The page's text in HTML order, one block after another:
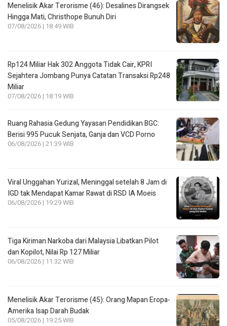
Menelisik Akar Terorisme (46): Desalines Dirangsek
Hingga Mati, Christhope Bunuh Diri
07/08/2026 | 18:49 WIB
Rp124 Miliar Hak 302 Anggota Tidak Cair, KPRI
Sejahtera Jombang Punya Catatan Transaksi Rp248
Miliar
07/08/2026 | 18:19 WIB
Ruang Rahasia Gedung Yayasan Pendidikan BGC:
Berisi 995 Pucuk Senjata, Ganja dan VCD Porno
06/08/2026 | 21:39 WIB
Viral Unggahan Yurizal, Meninggal setelah 8 Jam di
IGD tak Mendapat Kamar Rawat di RSD IA Moeis
06/08/2026 | 19:29 WIB
Tiga Kiriman Narkoba dari Malaysia Libatkan Pilot
dan Kopilot, Nilai Rp 127 Miliar
06/08/2026 | 11:32 WIB
Menelisik Akar Terorisme (45): Orang Mapan Eropa-
Amerika Isap Darah Budak
05/08/2026 | 19:25 WIB